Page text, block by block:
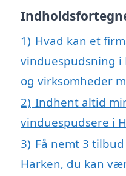
1) Hvad kan et
vinduespudsning
og virksomheder
2) Indhent altid
vinduespudsere i
3) Få nemt 3
Harken, du kan